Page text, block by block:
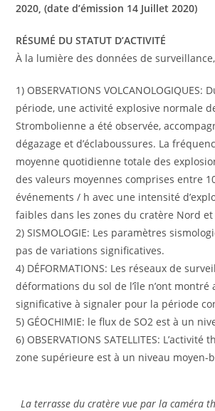
2020, (date d’émission 14 Juillet 2020)
RÉSUMÉ DU STATUT D’ACTIVITÉ
À la lumière des données de
1) OBSERVATIONS VOLCANOLOGIQUES:
période, une activité explosive normale
Strombolienne a été observée,
dégazage et d’éclaboussures. La
moyenne quotidienne totale des
des valeurs moyennes comprises entre
événements / h avec une intensité
faibles dans les zones du cratère Nord et
2) SISMOLOGIE: Les paramètres
pas de variations significatives.
4) DÉFORMATIONS: Les réseaux de
déformations du sol de l’île n’ont montré
significative à signaler pour la période
5) GÉOCHIMIE: le flux de SO2 est à un
6) OBSERVATIONS SATELLITES:
zone supérieure est à un niveau moyen-
La terrasse du cratère vue par la caméra